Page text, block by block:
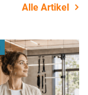
Alle Artikel